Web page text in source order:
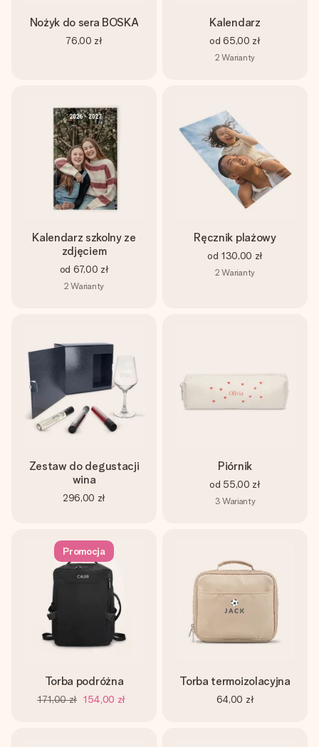
Nożyk do sera BOSKA
76,00 zł
Kalendarz
od 65,00 zł
2 Warianty
Kalendarz szkolny ze
zdjęciem
od 67,00 zł
2 Warianty
Ręcznik plażowy
od 130,00 zł
2 Warianty
Zestaw do degustacji
wina
296,00 zł
Piórnik
od 55,00 zł
3 Warianty
Promocja
Torba podróżna
171,00 zł 154,00 zł
Torba termoizolacyjna
64,00 zł